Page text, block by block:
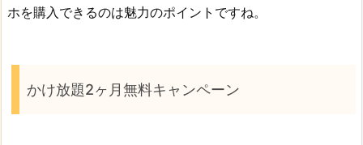
ホを購入できるのは魅力のポイントですね。
かけ放題2ヶ月無料キャンペーン